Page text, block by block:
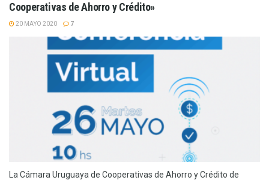
Cooperativas de Ahorro y Crédito»
20 MAYO 2020 7
La Cámara Uruguaya de Cooperativas de Ahorro y Crédito de